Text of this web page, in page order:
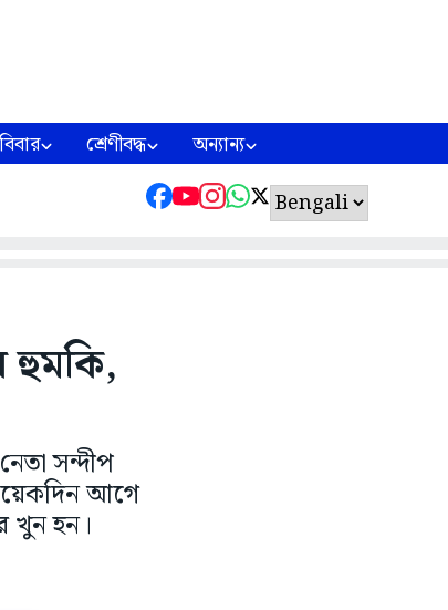
শ্রেণীবদ্ধ অন্যান্য
হুমকি,
সন্দীপ
আগে
খুন হন।